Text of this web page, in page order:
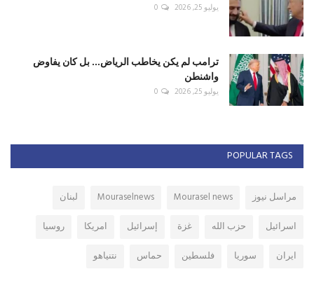
يوليو 25, 2026 0
ترامب لم يكن يخاطب الرياض... بل كان يفاوض
واشنطن
يوليو 25, 2026 0
POPULAR TAGS
مراسل نيوز Mourasel news
Mouraselnews
لبنان
اسرائيل
حزب الله غزة إسرائيل امريكا
روسيا
ايران
سوريا فلسطين حماس نتنياهو